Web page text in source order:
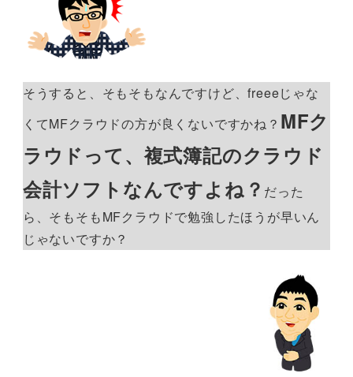
そうすると、そもそもなんですけど、freeeじゃな
くてMFクラウドの方が良くないですかね？ MFク
ラウドって、複式簿記のクラウド
会計ソフトなんですよね？ だった
ら、そもそもMFクラウドで勉強したほうが早いん
じゃないですか？